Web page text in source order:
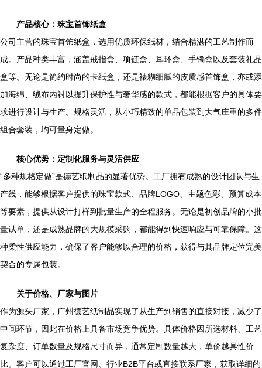
产品核心：珠宝首饰纸盒
公司主营的珠宝首饰纸盒，选用优质环保纸材，结合精湛的工艺制作而
成。产品种类丰富，涵盖戒指盒、项链盒、耳环盒、手镯盒以及套装礼品
盒等。无论是简约时尚的卡纸盒，还是裱糊细腻的皮质感首饰盒，亦或添
加海绵、绒布内衬以提升保护性与奢华感的款式，都能根据客户的具体要
求进行设计与生产。规格灵活，从小巧精致的单品包装到大气庄重的多件
组合套装，均可量身定做。
核心优势：定制化服务与灵活供应
“多种规格定做”是德艺纸制品的显著优势。工厂拥有成熟的设计团队与生
产线，能够根据客户提供的珠宝款式、品牌LOGO、主题色彩、预算成本
等要素，提供从设计打样到批量生产的全程服务。无论是初创品牌的小批
量试单，还是成熟品牌的大规模采购，都能得到快速响应与可靠保障。这
种柔性供应能力，确保了客户能够以合理的价格，获得与其品牌定位完美
契合的专属包装。
关于价格、厂家与图片
作为源头厂家，广州德艺纸制品实现了从生产到销售的直接对接，减少了
中间环节，因此在价格上具备市场竞争优势。具体价格因所选材料、工艺
复杂度、订单数量及规格尺寸而异，通常定制数量越大，单价越具性价
比。客户可以通过工厂官网、行业B2B平台或直接联系厂家，获取详细的